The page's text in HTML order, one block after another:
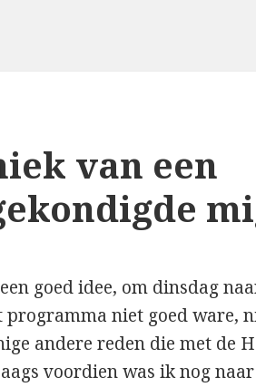
van een
goed idee, om dinsdag
programma niet goed ware,
andere reden die met de
voordien was ik nog